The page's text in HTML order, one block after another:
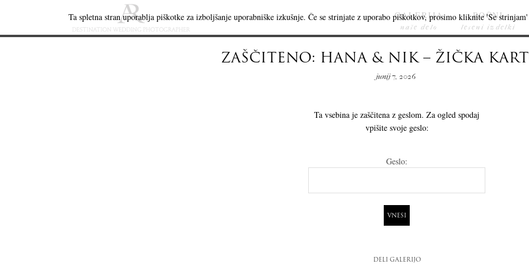
GALERIJA
naše delo
ROČNI
leseni izdelki
ZAŠČITENO: HANA & NIK – ŽIČKA
junij 7, 2026
Ta vsebina je zaščitena z geslom. Za ogled spodaj
vpišite svoje geslo:
Geslo:
DELI GALERIJO
Ta spletna stran uporablja piškotke za izboljšanje uporabniške izkušnje. Če se strinjate z uporabo piškotkov, prosimo kliknite 'Se